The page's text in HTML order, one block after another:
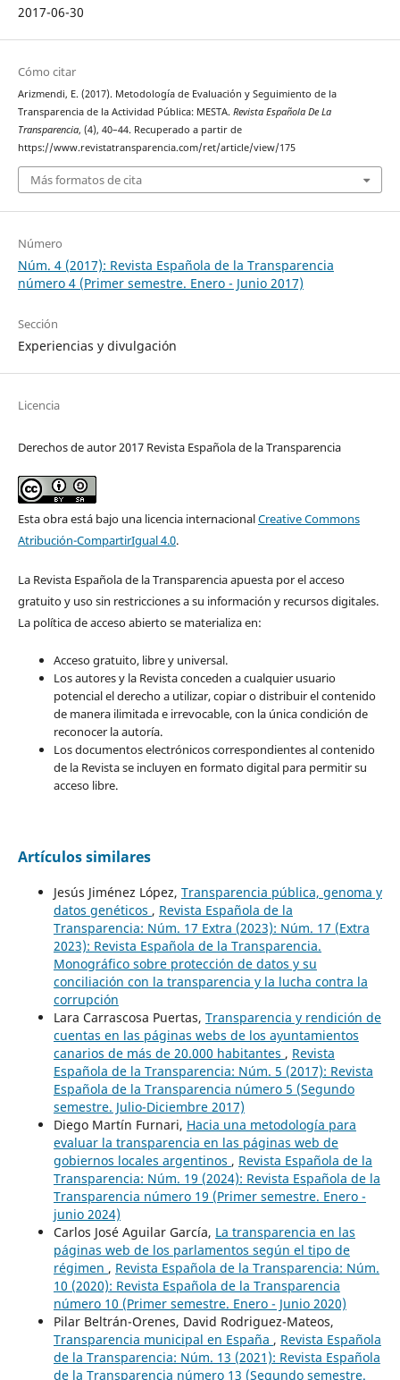
2017-06-30
Cómo citar
Arizmendi, E. (2017). Metodología de Evaluación y Seguimiento de la
Transparencia de la Actividad Pública: MESTA. Revista Española De La
Transparencia, (4), 40–44. Recuperado a partir de
https://www.revistatransparencia.com/ret/article/view/175
Más formatos de cita
Número
Núm. 4 (2017): Revista Española de la Transparencia
número 4 (Primer semestre. Enero - Junio 2017)
Sección
Experiencias y divulgación
Licencia
Derechos de autor 2017 Revista Española de la Transparencia
Esta obra está bajo una licencia internacionalCreative Commons
Atribución-CompartirIgual 4.0.
La Revista Española de la Transparencia apuesta por el acceso
gratuito y uso sin restricciones a su información y recursos digitales.
La política de acceso abierto se materializa en:
Acceso gratuito, libre y universal.
Los autores y la Revista conceden a cualquier usuario
potencial el derecho a utilizar, copiar o distribuir el contenido
de manera ilimitada e irrevocable, con la única condición de
reconocer la autoría.
Los documentos electrónicos correspondientes al contenido
de la Revista se incluyen en formato digital para permitir su
acceso libre.
Artículos similares
Jesús Jiménez López, Transparencia pública, genoma y
datos genéticos , Revista Española de la
Transparencia: Núm. 17 Extra (2023): Núm. 17 (Extra
2023): Revista Española de la Transparencia.
Monográfico sobre protección de datos y su
conciliación con la transparencia y la lucha contra la
corrupción
Lara Carrascosa Puertas, Transparencia y rendición de
cuentas en las páginas webs de los ayuntamientos
canarios de más de 20.000 habitantes , Revista
Española de la Transparencia: Núm. 5 (2017): Revista
Española de la Transparencia número 5 (Segundo
semestre. Julio-Diciembre 2017)
Diego Martín Furnari, Hacia una metodología para
evaluar la transparencia en las páginas web de
gobiernos locales argentinos , Revista Española de la
Transparencia: Núm. 19 (2024): Revista Española de la
Transparencia número 19 (Primer semestre. Enero -
junio 2024)
Carlos José Aguilar García, La transparencia en las
páginas web de los parlamentos según el tipo de
régimen , Revista Española de la Transparencia: Núm.
10 (2020): Revista Española de la Transparencia
número 10 (Primer semestre. Enero - Junio 2020)
Pilar Beltrán-Orenes, David Rodriguez-Mateos,
Transparencia municipal en España , Revista Española
de la Transparencia: Núm. 13 (2021): Revista Española
de la Transparencia número 13 (Segundo semestre.